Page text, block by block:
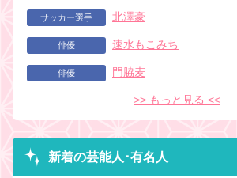
サッカー選手 北澤豪
俳優 速水もこみち
俳優 門脇麦
>> もっと見る <<
新着の芸能人･有名人